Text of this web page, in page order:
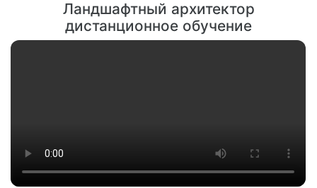
Ландшафтный архитектор
дистанционное обучение